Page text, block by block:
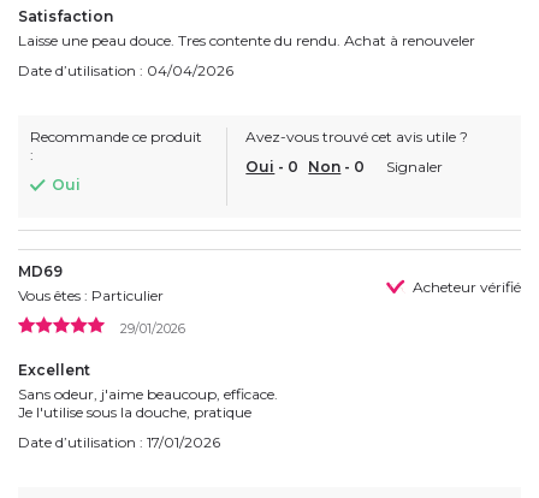
Satisfaction
Laisse une peau douce. Tres contente du rendu. Achat à renouveler
Date d’utilisation : 04/04/2026
Recommande ce produit
:
Oui
Avez-vous trouvé cet avis utile ?
Oui - 0 Non - 0 Signaler
MD69
Vous êtes : Particulier
Acheteur vérifié
29/01/2026
Excellent
Sans odeur, j'aime beaucoup, efficace.
Je l'utilise sous la douche, pratique
Date d’utilisation : 17/01/2026